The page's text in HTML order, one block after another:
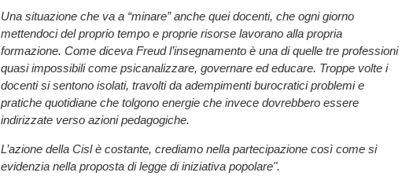
Una situazione che va a “minare” anche quei docenti, che ogni giorno
mettendoci del proprio tempo e proprie risorse lavorano alla propria
formazione. Come diceva Freud l’insegnamento è una di quelle tre professioni
quasi impossibili come psicanalizzare, governare ed educare. Troppe volte i
docenti si sentono isolati, travolti da adempimenti burocratici problemi e
pratiche quotidiane che tolgono energie che invece dovrebbero essere
indirizzate verso azioni pedagogiche.
L’azione della Cisl è costante, crediamo nella partecipazione così come si
evidenzia nella proposta di legge di iniziativa popolare".